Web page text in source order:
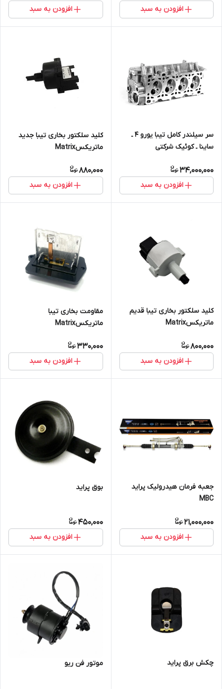
افزودن به سبد افزودن به سبد
سر سیلندر کامل تیبا یورو ۴ ـ
ساینا ـ کوئیک شرکتی
34,000,000
افزودن به سبد
کلید سلکتور بخاری تیبا جدید
ماتریکسMatrix
880,000
افزودن به سبد
کلید سلکتور بخاری تیبا قدیم
ماتریکسMatrix
800,000
افزودن به سبد
مقاومت بخاری تیبا
ماتریکسMatrix
330,000
افزودن به سبد
جعبه فرمان هیدرولیک پراید
MBC
21,000,000
افزودن به سبد
بوق پراید
450,000
افزودن به سبد
چکش برق پراید موتور فن ریو